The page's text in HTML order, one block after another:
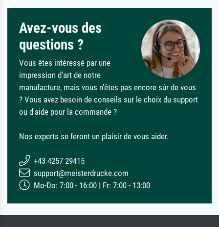
Avez-vous des
questions ?
Vous êtes intéressé par une
impression d'art de notre
manufacture, mais vous n'êtes pas encore sûr de vous
? Vous avez besoin de conseils sur le choix du support
ou d'aide pour la commande ?
Nos experts se feront un plaisir de vous aider.
+43 4257 29415
support@meisterdrucke.com
Mo-Do: 7:00 - 16:00 | Fr: 7:00 - 13:00